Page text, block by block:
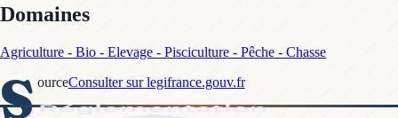
Domaines
Agriculture - Bio - Elevage - Pisciculture - Pêche - Chasse
S ourceConsulter sur legifrance.gouv.fr